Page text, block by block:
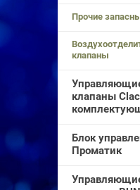
Прочие
клапаны
клапаны
Блок
Проматик